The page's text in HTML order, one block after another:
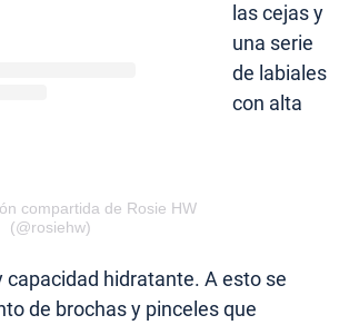
compartida de Rosie HW
(@rosiehw)
las cejas y
una serie
de labiales
con alta
capacidad hidratante. A esto se
de brochas y pinceles que